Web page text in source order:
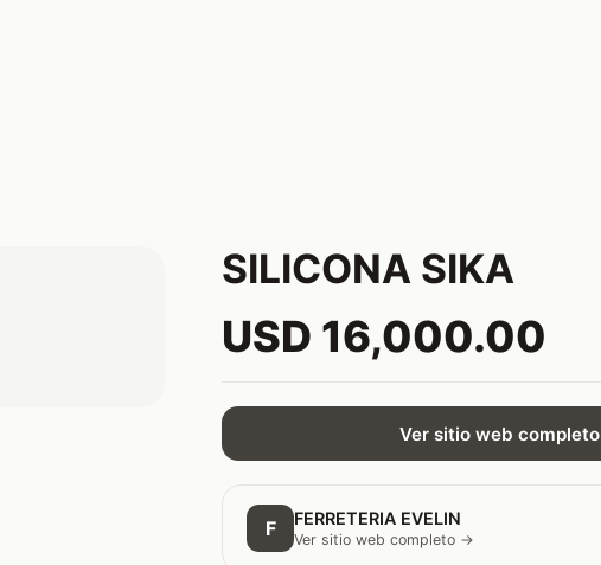
SILICONA SIKA
USD 16,000.00
Ver sitio web completo
F FERRETERIA EVELIN
Ver sitio web completo →